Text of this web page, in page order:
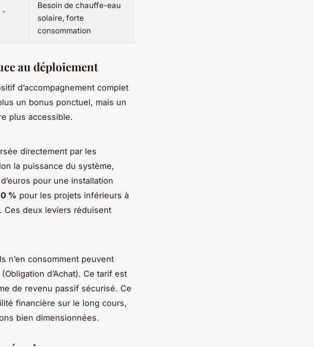
-
Besoin de chauffe-eau
solaire, forte
consommation
au déploiement
d’accompagnement complet
un bonus ponctuel, mais un
plus accessible.
directement par les
la puissance du système,
pour une installation
% pour les projets inférieurs à
Ces deux leviers réduisent
n’en consomment peuvent
d’Achat). Ce tarif est
de revenu passif sécurisé. Ce
financière sur le long cours,
bien dimensionnées.